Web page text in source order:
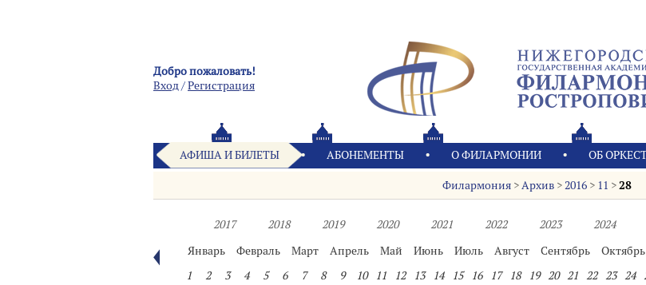
Добро пожаловать!
Вход/Pегистрация
АФИША И БИЛЕТЫ АБОНЕМЕНТЫ О ФИЛАРМОНИИ OБ
Филармония>Архив>2016> 11 >28
2017 2018 2019 2020 2021 2022 2023 2024
Январь
Февраль Март Апрель Май Июнь Июль Август Сентябрь Октябрь
1
2 3 4 5 6 7 8 9 10 11 12 13 14 15 16 17 18 19 20 21 22 23 24